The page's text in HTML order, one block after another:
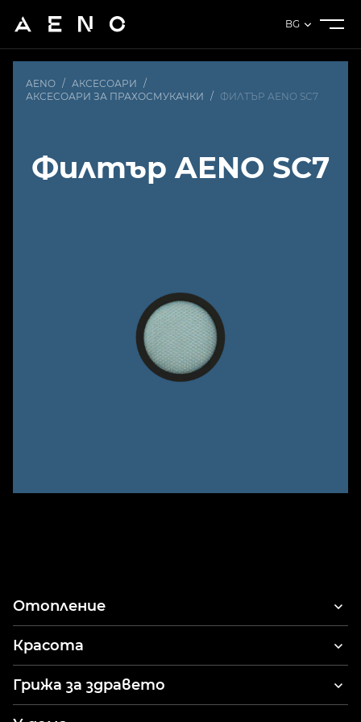
BG
AENO / АКСЕСОАРИ /
АКСЕСОАРИ ЗА ПРАХОСМУКАЧКИ / ФИЛТЪР AENO SC7
Филтър AENO SC7
Отопление
Красота
Стайлер за коса и сешоар
Грижа за здравето